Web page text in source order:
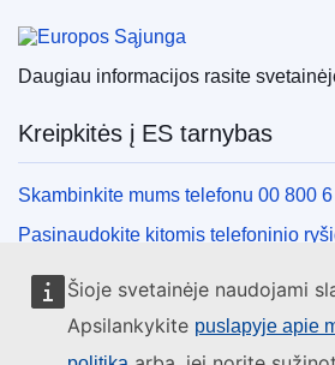
Šioje svetainėje naudojami
Apsilankykite puslapyje apie
Daugiau informacijos rasite
Kreipkitės į ES tarnybas
Skambinkite mums telefonu 00 800
Pasinaudokite kitomis telefoninio
Rašykite mums naudodamiesi
Susitikime viename iš ES biurų